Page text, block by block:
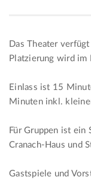
Das Theater
Platzierung wird im
Einlass ist 15
Minuten inkl.
Für Gruppen ist ein
Cranach-Haus und
Gastspiele und